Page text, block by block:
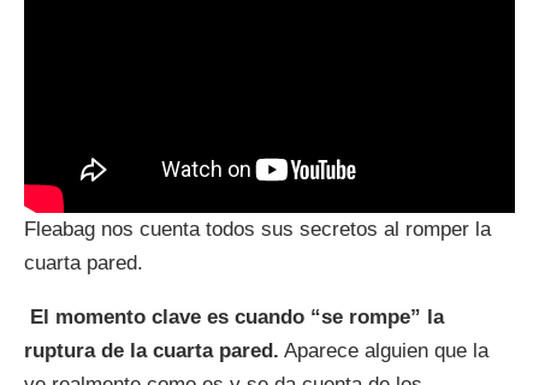
Fleabag nos cuenta todos sus secretos al romper la
cuarta pared.
El momento clave es cuando “se rompe” la
ruptura de la cuarta pared. Aparece alguien que la